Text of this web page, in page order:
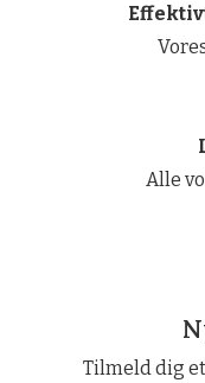
Alle
Tilmeld dig